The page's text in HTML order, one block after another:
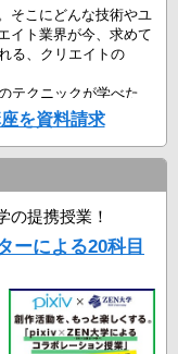
そこにどんな技術やユ
イト業界が今、求めて
る、クリエイトの
テクニックが学べた
ら「通学」がネック
です。
得できます。
を資料請求
の提携授業！
ーによる20科目